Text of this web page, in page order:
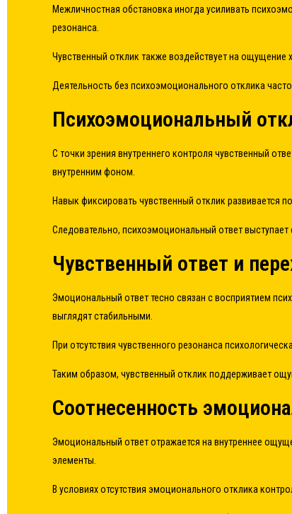
Межличностная обстановка иногда усиливать
резонанса.
Чувственный отклик также воздействует на
Деятельность без психоэмоционального отклика
Психоэмоциональный
С точки зрения внутреннего контроля чувственный
внутренним фоном.
Навык фиксировать чувственный отклик развивается
Следовательно, психоэмоциональный ответ
Чувственный ответ и
Эмоциональный ответ тесно связан с восприятием
выглядят стабильными.
При отсутствия чувственного резонанса
Таким образом, чувственный отклик поддерживает
Соотнесенность
Эмоциональный ответ отражается на внутреннее
элементы.
В условиях отсутствия эмоционального отклика